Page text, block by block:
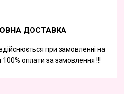
ДОСТАВКА
при замовленні на
100% оплати за замовлення !!!